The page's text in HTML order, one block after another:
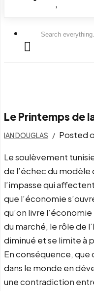
Search
Le Printemps de
IAN DOUGLAS Posted
Le soulèvement
de l’échec du modèle
l’impasse qui
que l’économie
qu’on livre
du marché, le rôle de
diminué et se limite à
En conséquence, que
dans le monde en
une contradiction